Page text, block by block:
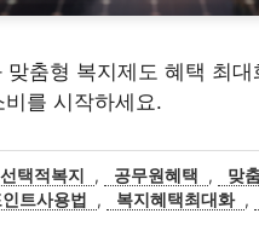
춤형 복지제도 혜택 최
를 시작하세요.
택적복지 , 공무원혜택 , 맞
트사용법 , 복지혜택최대화 ,